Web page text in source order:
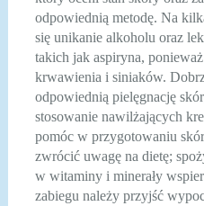
odpowiednią metodę. Na
się unikanie alkoholu oraz
takich jak aspiryna,
krwawienia i siniaków.
odpowiednią pielęgnację
stosowanie nawilżających
pomóc w przygotowaniu
zwrócić uwagę na dietę;
w witaminy i minerały
zabiegu należy przyjść